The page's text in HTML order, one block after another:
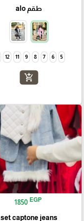
طقم alo
5
6
7
8
9
11
12
add_shopping_cart
1850 EGP
set captone jeans